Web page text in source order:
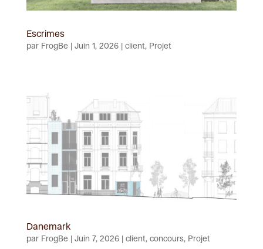
Escrimes
par FrogBe | Juin 1, 2026| client, Projet
Danemark
par FrogBe | Juin 7, 2026| client, concours, Projet